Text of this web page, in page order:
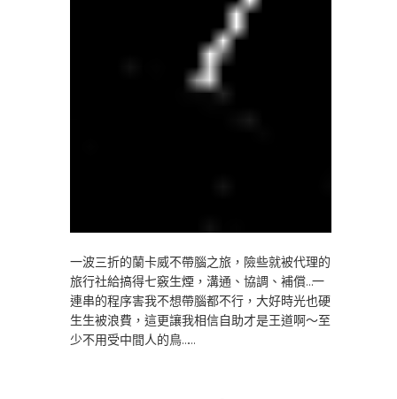
一波三折的蘭卡威不帶腦之旅，險些就被代理的
旅行社給搞得七竅生煙，溝通、協調、補償…一
連串的程序害我不想帶腦都不行，大好時光也硬
生生被浪費，這更讓我相信自助才是王道啊～至
少不用受中間人的鳥……